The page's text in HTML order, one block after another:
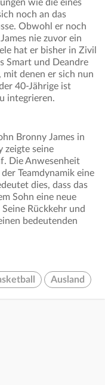
wie die eines
noch an das
Obwohl er noch
nie zuvor ein
hat er bisher in Zivil
Smart und Deandre
mit denen er sich nun
40-Jährige ist
integrieren.
Bronny James in
zeigte seine
Die Anwesenheit
Teamdynamik eine
dies, dass das
Sohn eine neue
Rückkehr und
bedeutenden
Ausland